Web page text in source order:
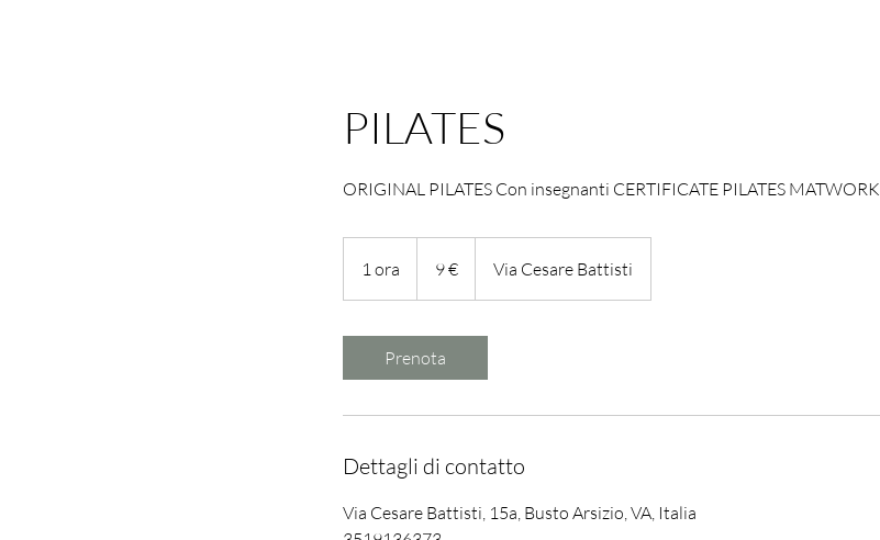
PILATES
ORIGINAL PILATES Con insegnanti CERTIFICATE PILATES MATWORK
1 ora
o
9 € Via Cesare Battisti
Prenota
Dettagli di contatto
Via Cesare Battisti, 15a, Busto Arsizio, VA, Italia